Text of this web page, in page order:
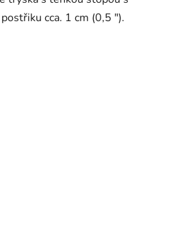
cca. 1 cm (0,5 ").